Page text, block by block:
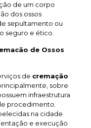
de um corpo
dos ossos
sepultamento ou
seguro e ético.
de Ossos
de cremação
sobre
infraestrutura
procedimento.
na cidade
e execução